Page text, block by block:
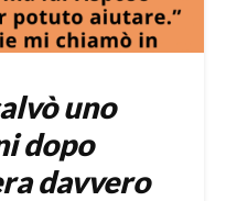
uno
dopo
davvero